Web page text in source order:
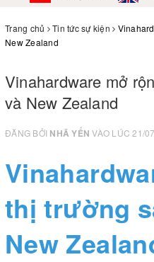
Trang chủ Tin tức sự kiện
New Zealand
Vinahardware mở
và New Zealand
ĐĂNG BỞI NHÃ YẾN VÀO LÚC 21/
thị trường
New